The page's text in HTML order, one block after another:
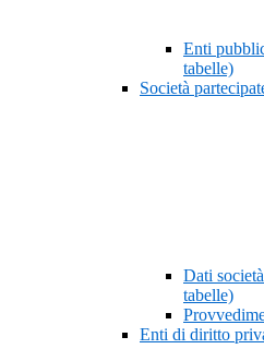
Enti
tabelle)
Società
Dati
tabelle)
Enti di diritto